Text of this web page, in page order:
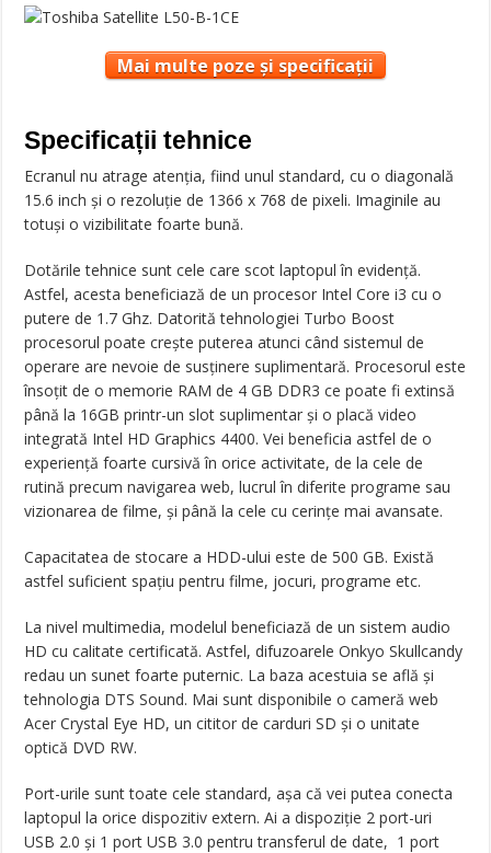
Mai multe poze și specificații
Specificații tehnice
Ecranul nu atrage atenția, fiind unul standard, cu o diagonală
15.6 inch și o rezoluție de 1366 x 768 de pixeli. Imaginile au
totuși o vizibilitate foarte bună.
Dotările tehnice sunt cele care scot laptopul în evidență.
Astfel, acesta beneficiază de un procesor Intel Core i3 cu o
putere de 1.7 Ghz. Datorită tehnologiei Turbo Boost
procesorul poate crește puterea atunci când sistemul de
operare are nevoie de susținere suplimentară. Procesorul este
însoțit de o memorie RAM de 4 GB DDR3 ce poate fi extinsă
până la 16GB printr-un slot suplimentar și o placă video
integrată Intel HD Graphics 4400. Vei beneficia astfel de o
experiență foarte cursivă în orice activitate, de la cele de
rutină precum navigarea web, lucrul în diferite programe sau
vizionarea de filme, și până la cele cu cerințe mai avansate.
Capacitatea de stocare a HDD-ului este de 500 GB. Există
astfel suficient spațiu pentru filme, jocuri, programe etc.
La nivel multimedia, modelul beneficiază de un sistem audio
HD cu calitate certificată. Astfel, difuzoarele Onkyo Skullcandy
redau un sunet foarte puternic. La baza acestuia se află și
tehnologia DTS Sound. Mai sunt disponibile o cameră web
Acer Crystal Eye HD, un cititor de carduri SD și o unitate
optică DVD RW.
Port-urile sunt toate cele standard, așa că vei putea conecta
laptopul la orice dispozitiv extern. Ai a dispoziție 2 port-uri
USB 2.0 și 1 port USB 3.0 pentru transferul de date, 1 port